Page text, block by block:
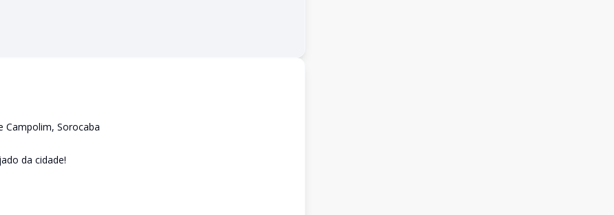
Campolim, Sorocaba
da cidade!